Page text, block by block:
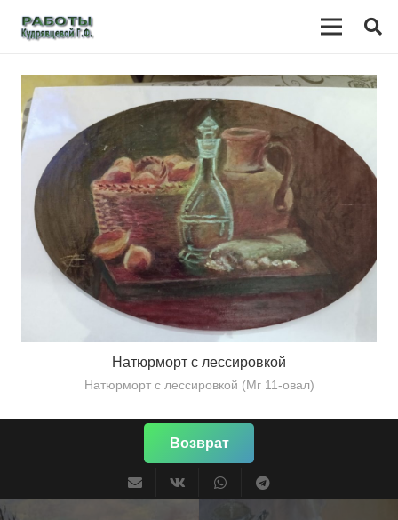
Натюрморт с лессировкой
Натюрморт с лессировкой (Мг 11-овал)
Возврат